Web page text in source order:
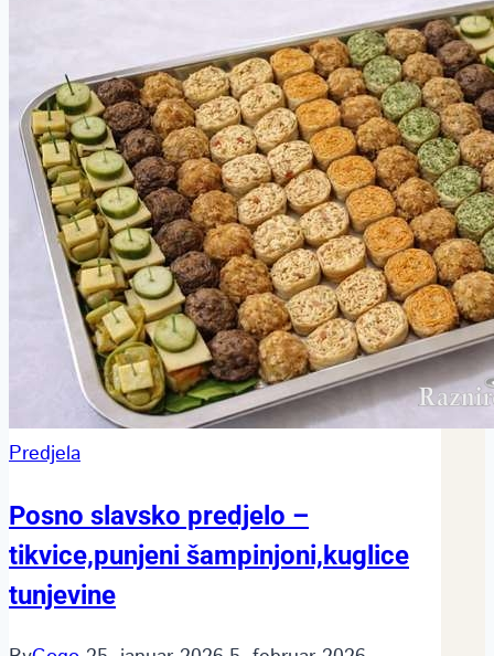
Predjela
Posno slavsko predjelo –
tikvice,punjeni šampinjoni,kuglice
tunjevine